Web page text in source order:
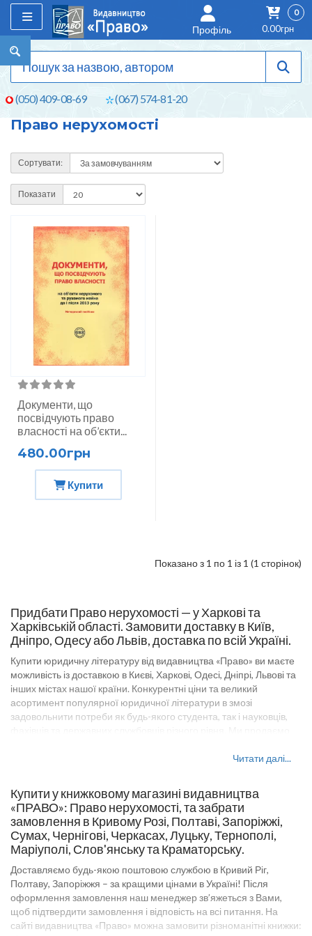
(050) 409-08-69 (067) 574-81-20
Профіль
0
0.00грн
Право нерухомості
Сортувати:
Показати
Документи, що
посвідчують право
власності на об’єкти...
480.00грн
Купити
Показано з 1 по 1 із 1 (1 сторінок)
Придбати Право нерухомості — у Харкові та
Харківській області. Замовити доставку в Київ,
Дніпро, Одесу або Львів, доставка по всій Україні.
Купити юридичну літературу від видавництва «Право» ви маєте
можливість із доставкою в Києві, Харкові, Одесі, Дніпрі, Львові та
інших містах нашої країни. Конкурентні ціни та великий
асортимент популярної юридичної літератури в змозі
задовольнити потреби як будь-якого студента, так і науковців,
доставка по всій Україні. Навчальна література видавництва
робочі зошити, методичні видання, довідники, монографії, тести,
словники, довідники, та багато-багато іншого. Право
нерухомості для учнів випускних класів, студентів, аспірантів,
викладачів вищих юридичних навчальних закладів, усіх, хто
цікавиться конституційно-правовою проблематикою.
Інтернет-магазин "Видавництво Право" -
спеціалізований магазин книг і підручників з
юриспруденції
Навчальні матеріали нашого видавництва відповідають всім
Читати далі...
Купити у книжковому магазині видавництва
«ПРАВО»: Право нерухомості, та забрати
замовлення в Кривому Розі, Полтаві, Запоріжжі,
Сумах, Чернігові, Черкасах, Луцьку, Тернополі,
Маріуполі, Слов'янську та Краматорську.
Доставляємо будь-якою поштовою службою в Кривий Ріг,
Полтаву, Запоріжжя – за кращими цінами в Україні! Після
оформлення замовлення наш менеджер зв’яжеться з Вами,
щоб підтвердити замовлення і відповість на всі питання. На
сайті видавництва «Право» можна замовити різноманітні книжки: